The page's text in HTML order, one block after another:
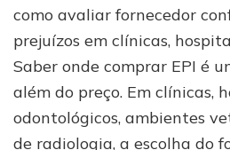
escolher
um
fornecedor
confiável
como avaliar fornecedor
prejuízos em clínicas,
Saber onde comprar EPI é
além do preço. Em clínicas,
odontológicos, ambientes
de radiologia, a escolha do